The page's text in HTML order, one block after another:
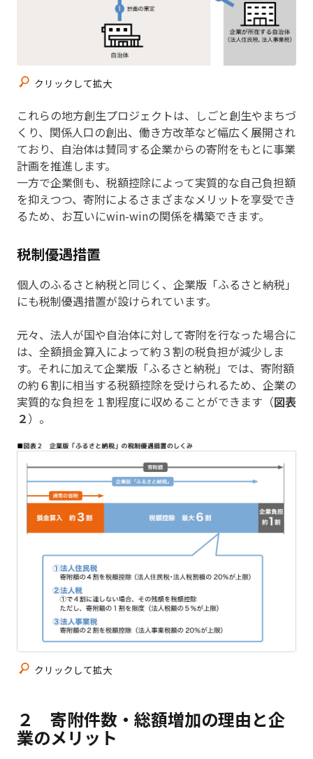
クリックして拡大
これらの地方創生プロジェクトは、しごと創生やまちづ
くり、関係人口の創出、働き方改革など幅広く展開され
ており、自治体は賛同する企業からの寄附をもとに事業
計画を推進します。
一方で企業側も、税額控除によって実質的な自己負担額
を抑えつつ、寄附によるさまざまなメリットを享受でき
るため、お互いにwin-winの関係を構築できます。
税制優遇措置
個人のふるさと納税と同じく、企業版「ふるさと納税」
にも税制優遇措置が設けられています。
元々、法人が国や自治体に対して寄附を行なった場合に
は、全額損金算入によって約３割の税負担が減少しま
す。それに加えて企業版「ふるさと納税」では、寄附額
の約６割に相当する税額控除を受けられるため、企業の
実質的な負担を１割程度に収めることができます（図表
２）。
クリックして拡大
２ 寄附件数・総額増加の理由と企
業のメリット